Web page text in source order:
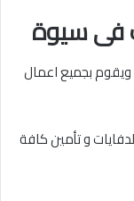
فى سيوة
ويقوم بجميع اعمال
و تأمين كافة